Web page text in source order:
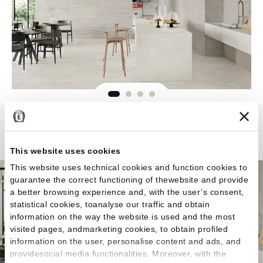
This website uses cookies
This website uses technical cookies and function cookies to
guarantee the correct functioning of thewebsite and provide
a better browsing experience and, with the user’s consent,
statistical cookies, toanalyse our traffic and obtain
information on the way the website is used and the most
visited pages, andmarketing cookies, to obtain profiled
information on the user, personalise content and ads, and
providesocial media functionalities. Moreover, with the